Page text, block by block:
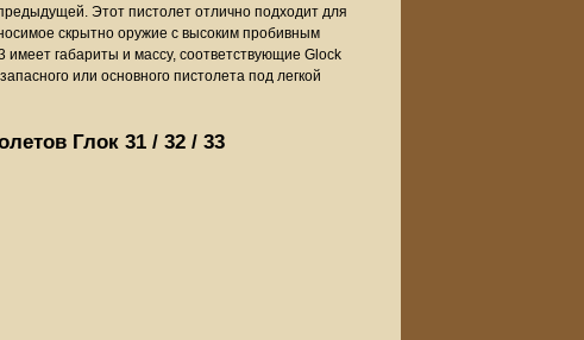
Этот пистолет отлично подходит для
скрытно оружие с высоким пробивным
габариты и массу, соответствующие Glock
или основного пистолета под легкой
Глок 31 / 32 / 33